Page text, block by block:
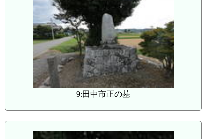
9:田中市正の墓